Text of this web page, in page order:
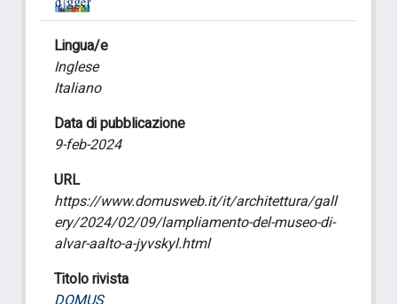
Lingua/e
Inglese
Italiano
Data di pubblicazione
9-feb-2024
URL
https://www.domusweb.it/it/architettura/gall
ery/2024/02/09/lampliamento-del-museo-di-
alvar-aalto-a-jyvskyl.html
Titolo rivista